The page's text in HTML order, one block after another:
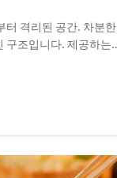
터 격리된 공간. 차분한
구조입니다. 제공하는
페인과 와인, 소주 등
향에 맞출 수 있습니다.